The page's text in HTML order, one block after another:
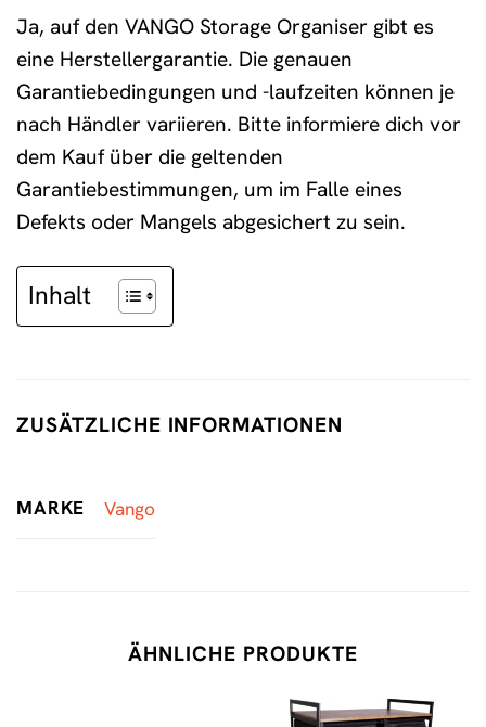
Ja, auf den VANGO Storage Organiser gibt es
eine Herstellergarantie. Die genauen
Garantiebedingungen und -laufzeiten können je
nach Händler variieren. Bitte informiere dich vor
dem Kauf über die geltenden
Garantiebestimmungen, um im Falle eines
Defekts oder Mangels abgesichert zu sein.
Inhalt
ZUSÄTZLICHE INFORMATIONEN
MARKE Vango
ÄHNLICHE PRODUKTE